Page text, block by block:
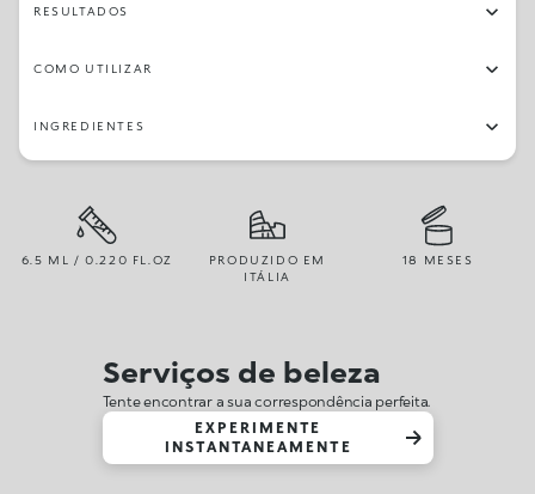
RESULTADOS
COMO UTILIZAR
INGREDIENTES
6.5 ML / 0.220 FL.OZ
PRODUZIDO EM
ITÁLIA
18 MESES
Serviços de beleza
Tente encontrar a sua correspondência perfeita.
EXPERIMENTE
INSTANTANEAMENTE